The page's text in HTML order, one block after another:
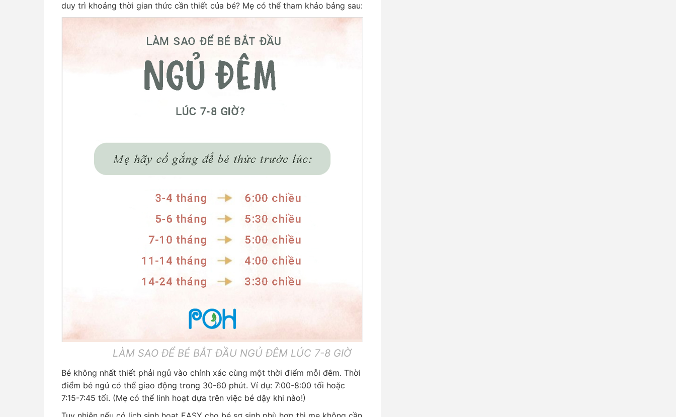
duy trì khoảng thời gian thức cần thiết của bé? Mẹ có thể tham khảo bảng sau:
LÀM SAO ĐỂ BÉ BẮT ĐẦU NGỦ ĐÊM LÚC 7-8 GIỜ
Bé không nhất thiết phải ngủ vào chính xác cùng một thời điểm mỗi đêm. Thời
điểm bé ngủ có thể giao động trong 30-60 phút. Ví dụ: 7:00-8:00 tối hoặc
7:15-7:45 tối. (Mẹ có thể linh hoạt dựa trên việc bé dậy khi nào!)